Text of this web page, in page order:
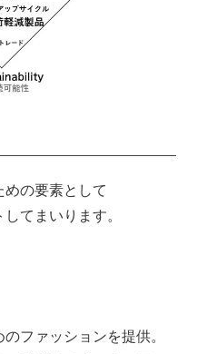
の要素として
てまいります。
ファッションを提供。